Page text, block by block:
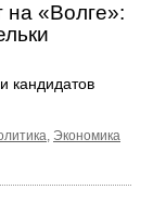
на «Волге»:
кандидатов
, Экономика